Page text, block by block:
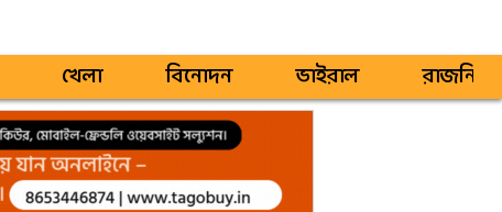
খেলা বিনোদন ভাইরাল রাজনিতি